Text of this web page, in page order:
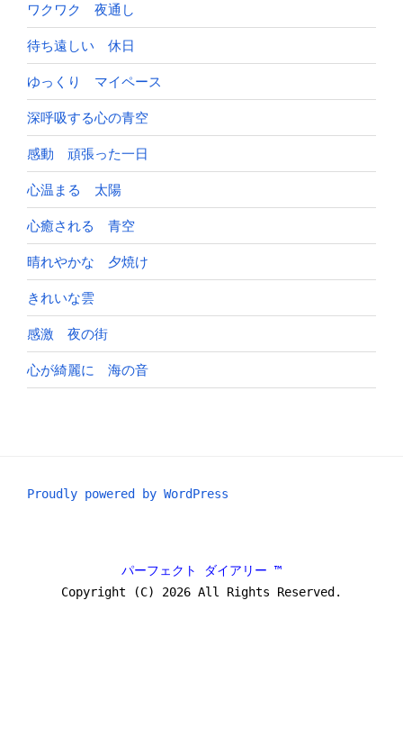
ワクワク 夜通し
待ち遠しい 休日
ゆっくり マイペース
深呼吸する心の青空
感動 頑張った一日
心温まる 太陽
心癒される 青空
晴れやかな 夕焼け
きれいな雲
感激 夜の街
心が綺麗に 海の音
Proudly powered by WordPress
パーフェクト ダイアリー ™
Copyright (C) 2026 All Rights Reserved.